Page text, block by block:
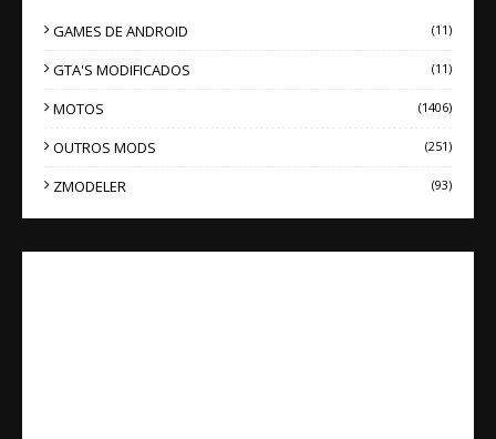
GAMES DE ANDROID (11)
GTA'S MODIFICADOS (11)
MOTOS (1406)
OUTROS MODS (251)
ZMODELER (93)